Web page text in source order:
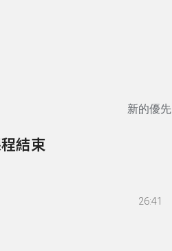
新的優先
結束
26:41